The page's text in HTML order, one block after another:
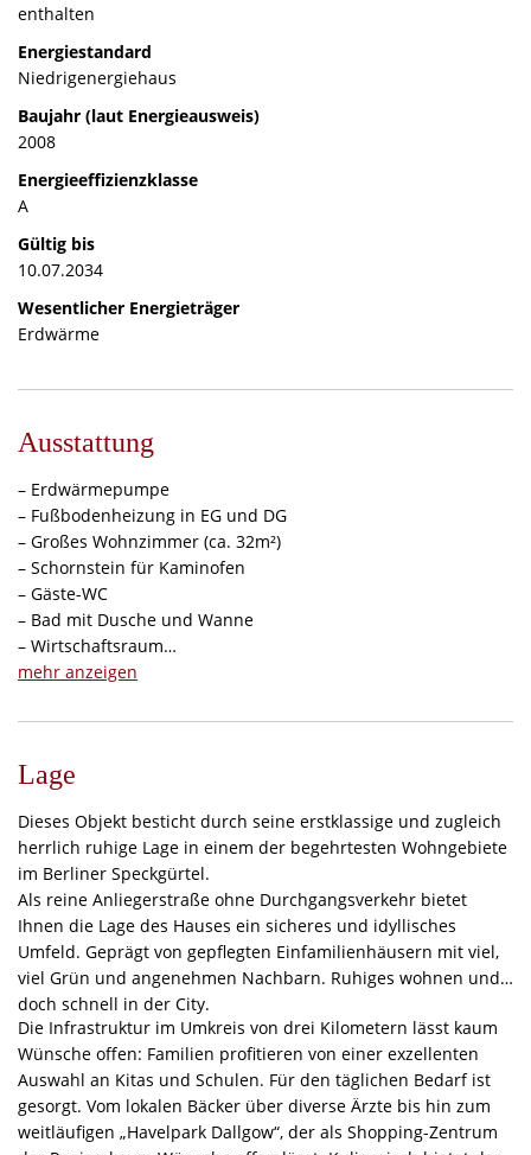
enthalten
Energiestandard
Niedrigenergiehaus
Baujahr (laut Energieausweis)
2008
Energieeffizienzklasse
A
Gültig bis
10.07.2034
Wesentlicher Energieträger
Erdwärme
Ausstattung
– Erdwärmepumpe
– Fußbodenheizung in EG und DG
– Großes Wohnzimmer (ca. 32m²)
– Schornstein für Kaminofen
– Gäste-WC
– Bad mit Dusche und Wanne
– Wirtschaftsraum
– Begehbares, ausgebautes Spitzdach
– Zwei Stellplätze vor dem Haus
– Großzügige Terrasse
mehr anzeigen
Lage
Dieses Objekt besticht durch seine erstklassige und zugleich
herrlich ruhige Lage in einem der begehrtesten Wohngebiete
im Berliner Speckgürtel.
Als reine Anliegerstraße ohne Durchgangsverkehr bietet
Ihnen die Lage des Hauses ein sicheres und idyllisches
Umfeld. Geprägt von gepflegten Einfamilienhäusern mit viel,
viel Grün und angenehmen Nachbarn. Ruhiges wohnen und
doch schnell in der City.
Die Infrastruktur im Umkreis von drei Kilometern lässt kaum
Wünsche offen: Familien profitieren von einer exzellenten
Auswahl an Kitas und Schulen. Für den täglichen Bedarf ist
gesorgt. Vom lokalen Bäcker über diverse Ärzte bis hin zum
weitläufigen „Havelpark Dallgow“, der als Shopping-Zentrum